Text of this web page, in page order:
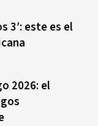
3′: este es el
2026: el